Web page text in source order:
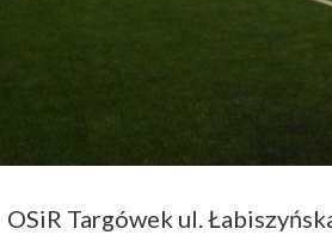
OSiR Targówek ul.